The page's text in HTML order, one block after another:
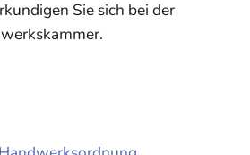
Sie sich bei der